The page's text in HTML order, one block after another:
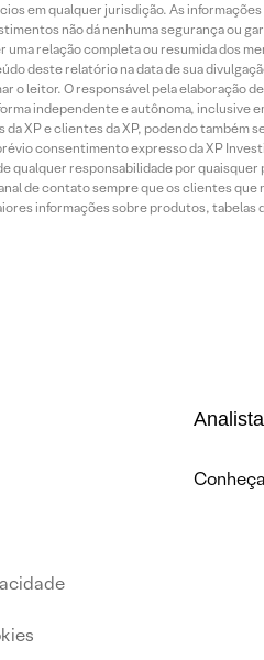
em qualquer jurisdição. As
não dá nenhuma segurança ou
relação completa ou resumida dos
deste relatório na data de sua
o leitor. O responsável pela elaboração
independente e autônoma, inclusive
XP e clientes da XP, podendo também
consentimento expresso da XP
qualquer responsabilidade por
de contato sempre que os clientes
informações sobre produtos,